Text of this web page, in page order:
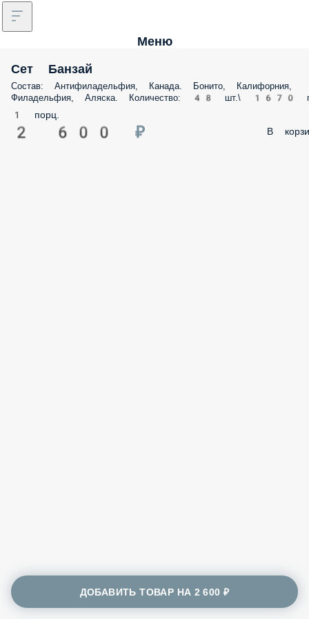
Меню
Сет Банзай
Состав: Антифиладельфия, Канада. Бонито, Калифорния,
Филадельфия, Аляска. Количество: 48 шт.\ 1670
1 порц.
2 600 ₽ В
ДОБАВИТЬ ТОВАР НА 2 600 ₽